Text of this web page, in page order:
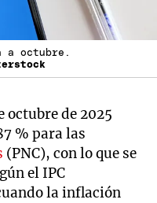
a octubre.
octubre de 2025
% para las
(PNC), con lo que se
el IPC
la inflación